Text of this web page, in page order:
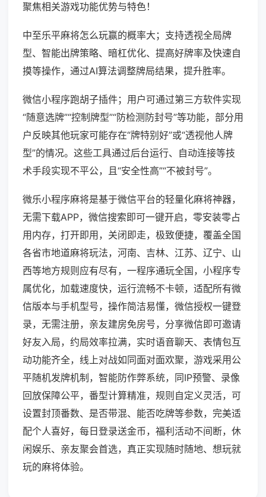
聚焦相关游戏功能优势与特色！
中至乐平麻将怎么玩赢的概率大；支持透视全局牌
型、智能出牌策略、暗杠优化、提高好牌率及快速自
摸等操作，通过AI算法调整牌局结果，提升胜率。
微信小程序跑胡子插件；用户可通过第三方软件实现
“随意选牌”“控制牌型”“防检测防封号”等功能，部分用
户反映其他玩家可能存在“牌特别好”或“透视他人牌
型”的情况。这些工具通过后台运行、自动连接等技
术手段实现不平公，且“安全性高”“不被封号”。
微乐小程序麻将是基于微信平台的轻量化麻将神器，
无需下载APP，微信搜索即可一键开启，零安装零占
用内存，打开即用，关闭即走，极致便捷，覆盖全国
各省市地道麻将玩法，河南、吉林、江苏、辽宁、山
西等地方规则应有尽有，一程序通玩全国，小程序专
属优化，加载速度快，运行流畅不卡顿，适配所有微
信版本与手机型号，操作简洁易懂，微信授权一键登
录，无需注册，亲友建房免房号，分享微信即可邀请
好友入局，约局效率拉满，实时语音聊天、表情包互
动功能齐全，线上对战如同面对面欢聚，游戏采用公
平随机发牌机制，智能防作弊系统，同IP预警、录像
回放保障公平，番型计算精准，规则自定义灵活，可
设置封顶番数、是否带混、能否吃牌等参数，完美适
配个人喜好，每日登录送金币，福利活动不间断，休
闲娱乐、亲友聚会首选，真正实现随时随地、想玩就
玩的麻将体验。